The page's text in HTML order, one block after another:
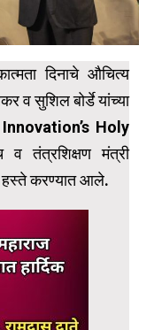
दिनाचे औचित्य
व सुशिल बोर्डे यांच्या
Holy
तंत्रशिक्षण मंत्री
हस्ते करण्यात आले.